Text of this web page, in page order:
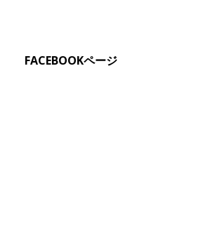
FACEBOOKページ